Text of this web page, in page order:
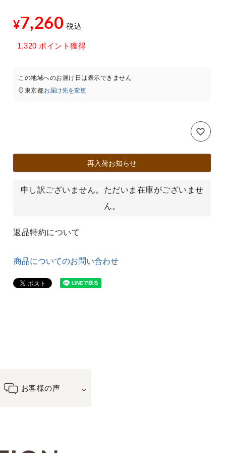
¥7,260 税込
1,320 ポイント獲得
この地域へのお届け日は表示できません
東京都お届け先を変更
再入荷お知らせ
申し訳ございません。ただいま在庫がございませ
ん。
返品特約について
商品についてのお問い合わせ
お客様の声